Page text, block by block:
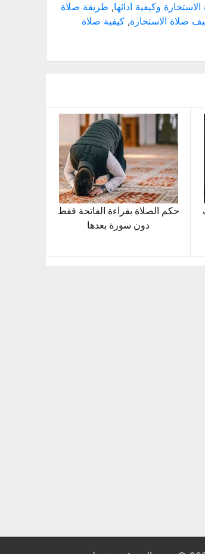
وكيفية ادائها, طريقة صلاة
صلاة الاستخارة, كيفية صلاة
حكم الصلاة بقراءة الفاتحة فقط
دون سورة بعدها